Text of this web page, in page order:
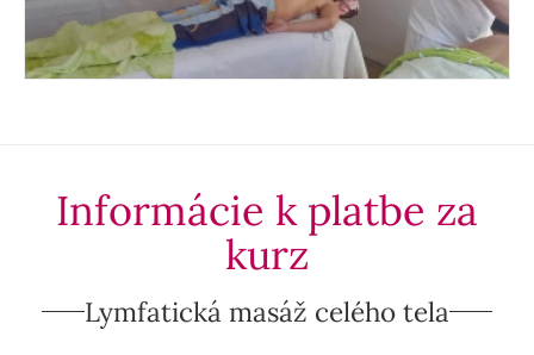
Informácie k platbe za
kurz
Lymfatická masáž celého tela